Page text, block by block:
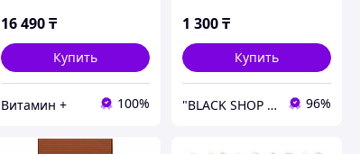
16 490 ₸
Купить
Витамин + 100%
1 300₸
Купить
"BLACK SHOP KZ" 96%